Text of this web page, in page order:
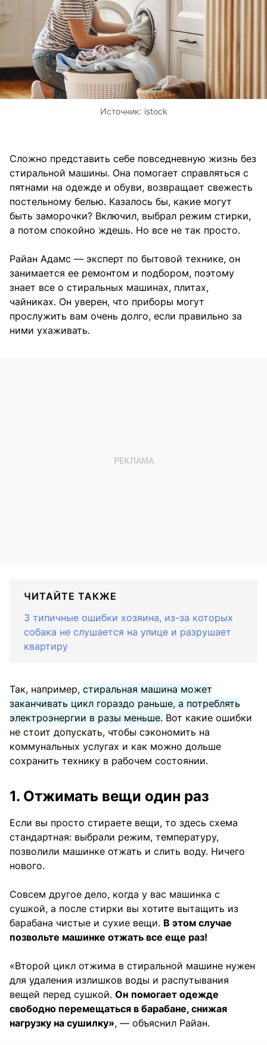
Источник: istock
Сложно представить себе повседневную жизнь без
стиральной машины. Она помогает справляться с
пятнами на одежде и обуви, возвращает свежесть
постельному белью. Казалось бы, какие могут
быть заморочки? Включил, выбрал режим стирки,
а потом спокойно ждешь. Но все не так просто.
Райан Адамс — эксперт по бытовой технике, он
занимается ее ремонтом и подбором, поэтому
знает все о стиральных машинах, плитах,
чайниках. Он уверен, что приборы могут
прослужить вам очень долго, если правильно за
ними ухаживать.
ЧИТАЙТЕ ТАКЖЕ
3 типичные ошибки хозяина, из-за которых
собака не слушается на улице и разрушает
квартиру
Так, например, стиральная машина может
заканчивать цикл гораздо раньше, а потреблять
электроэнергии в разы меньше. Вот какие ошибки
не стоит допускать, чтобы сэкономить на
коммунальных услугах и как можно дольше
сохранить технику в рабочем состоянии.
1. Отжимать вещи один раз
Если вы просто стираете вещи, то здесь схема
стандартная: выбрали режим, температуру,
позволили машинке отжать и слить воду. Ничего
нового.
Совсем другое дело, когда у вас машинка с
сушкой, а после стирки вы хотите вытащить из
барабана чистые и сухие вещи. В этом случае
позвольте машинке отжать все еще раз!
«Второй цикл отжима в стиральной машине нужен
для удаления излишков воды и распутывания
вещей перед сушкой. Он помогает одежде
свободно перемещаться в барабане, снижая
нагрузку на сушилку», — объяснил Райан.